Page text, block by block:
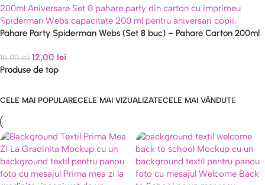
Pahare Party Spiderman Webs (Set 8 buc) – Pahare Carton 200ml
16,00lei 12,00 lei
Produse de top
CELE MAI POPULARECELE MAI VIZUALIZATECELE MAI VÂNDUTE